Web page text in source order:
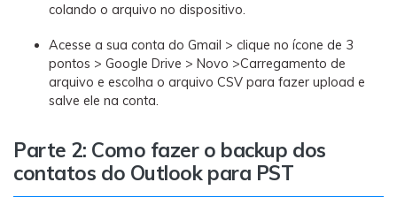
colando o arquivo no dispositivo.
Acesse a sua conta do Gmail > clique no ícone de 3
pontos > Google Drive > Novo >Carregamento de
arquivo e escolha o arquivo CSV para fazer upload e
salve ele na conta.
Parte 2: Como fazer o backup dos
contatos do Outlook para PST